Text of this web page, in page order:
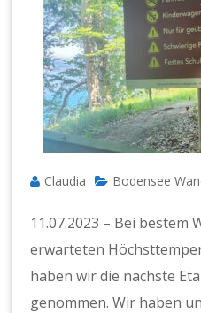
Claudia Bodensee
11.07.2023 – Bei bestem
erwarteten
haben wir die nächste
genommen. Wir haben